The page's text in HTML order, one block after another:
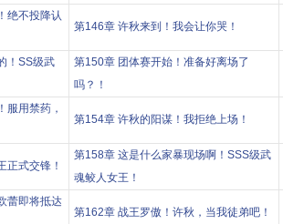
绝不投降认
第146章 许秋来到！我会让你哭！
！SS级武
第150章 团体赛开始！准备好离场了
吗？！
服用禁药，
第154章 许秋的阳谋！我拒绝上场！
正式交锋！
第158章 这是什么家暴现场啊！SSS级武
魂鲛人女王！
蕾即将抵达
第162章 战王罗傲！许秋，当我徒弟吧！